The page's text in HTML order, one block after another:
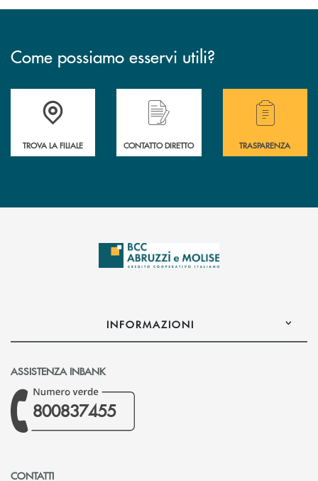
Come possiamo esservi utili?
Accedi all' elenco completo delle filiali .
TROVA LA FILIALE CONTATTO DIRETTO
Hai bisogno di
TRASPARENZA
INFORMAZIONI
ASSISTENZA INBANK
800837455
CONTATTI